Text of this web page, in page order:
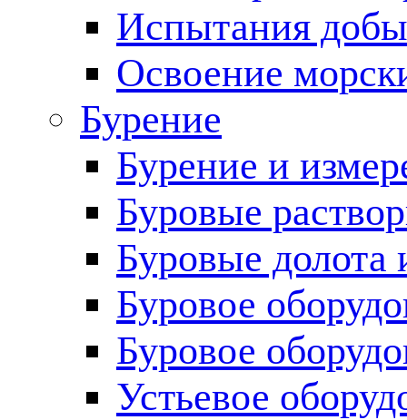
Испытания
Освоение
Бурение
Бурение и
Буровые
Буровые долота
Буровое
Буровое
Устьевое